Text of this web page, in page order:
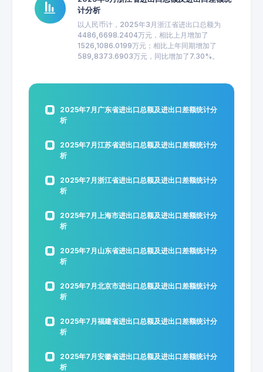
计分析
以人民币计，2025年3月浙江省进出口总额为
4486,6698.2404万元，相比上月增加了
1526,1086.0199万元；相比上年同期增加了
589,8373.6903万元，同比增加了7.30%。
2025年7月广东省进出口总额及进出口差额统计分
析
2025年7月江苏省进出口总额及进出口差额统计分
析
2025年7月浙江省进出口总额及进出口差额统计分
析
2025年7月上海市进出口总额及进出口差额统计分
析
2025年7月山东省进出口总额及进出口差额统计分
析
2025年7月北京市进出口总额及进出口差额统计分
析
2025年7月福建省进出口总额及进出口差额统计分
析
2025年7月安徽省进出口总额及进出口差额统计分
析